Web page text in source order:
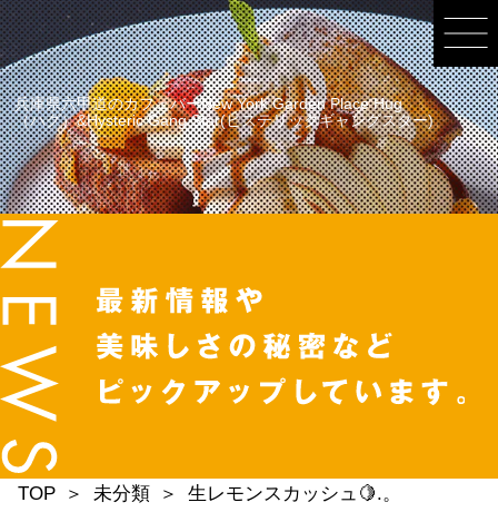
兵庫県六甲道のカフェバーNew York Garden Place Hug
（ハグ）&Hysteric Gang Star(ヒステリックギャングスター)
TOP 未分類 生レモンスカッシュ🍋.。